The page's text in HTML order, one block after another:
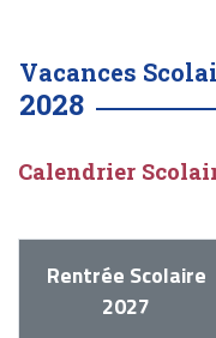
Vacances
2028
Calendrier
Rentrée Scolaire
2027